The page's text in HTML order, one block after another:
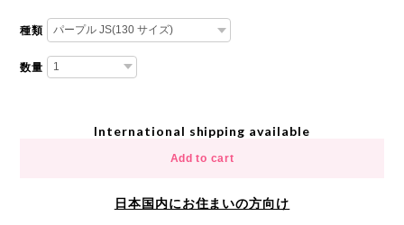
種類
数量
International shipping available
Add to cart
日本国内にお住まいの方向け